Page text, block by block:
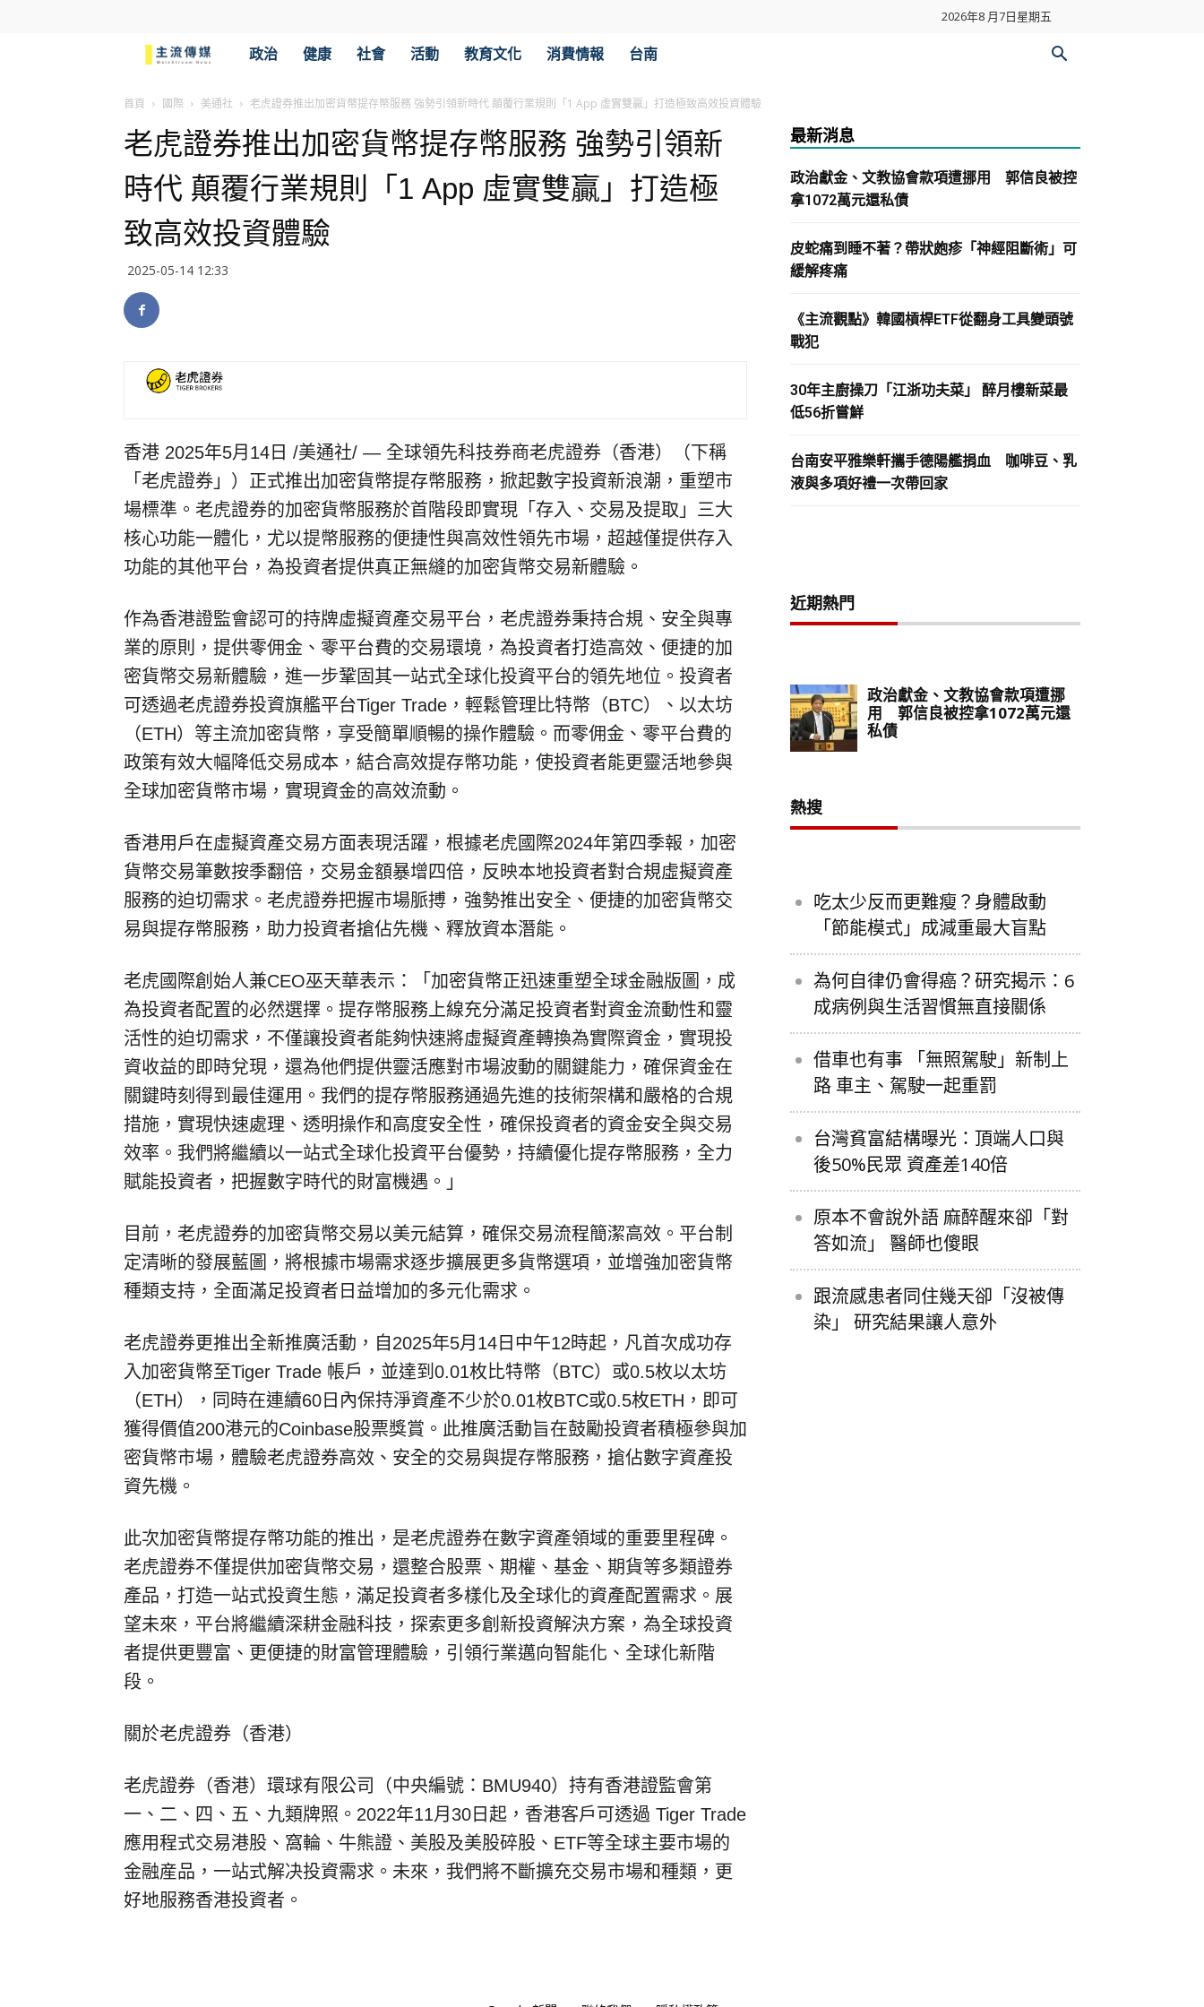
2026年8 月7日星期五
傳
媒
政治 健康 社會 活動 教育文化 消費情報 台南
首頁 國際 美通社 老虎證券推出加密貨幣提存幣服務 強勢引領新時代 顛覆行業規則「1 App 虛實雙贏」打造極致高效投資體驗
老虎證券推出加密貨幣提存幣服務 強勢引領新
時代 顛覆行業規則「1 App 虛實雙贏」打造極
致高效投資體驗
2025-05-14 12:33
香港 2025年5月14日 /美通社/ — 全球領先科技券商老虎證券（香港）（下稱
「老虎證券」）正式推出加密貨幣提存幣服務，掀起數字投資新浪潮，重塑市
場標準。老虎證券的加密貨幣服務於首階段即實現「存入、交易及提取」三大
核心功能一體化，尤以提幣服務的便捷性與高效性領先市場，超越僅提供存入
功能的其他平台，為投資者提供真正無縫的加密貨幣交易新體驗。
作為香港證監會認可的持牌虛擬資產交易平台，老虎證券秉持合規、安全與專
業的原則，提供零佣金、零平台費的交易環境，為投資者打造高效、便捷的加
密貨幣交易新體驗，進一步鞏固其一站式全球化投資平台的領先地位。投資者
可透過老虎證券投資旗艦平台Tiger Trade，輕鬆管理比特幣（BTC）、以太坊
（ETH）等主流加密貨幣，享受簡單順暢的操作體驗。而零佣金、零平台費的
政策有效大幅降低交易成本，結合高效提存幣功能，使投資者能更靈活地參與
全球加密貨幣市場，實現資金的高效流動。
香港用戶在虛擬資產交易方面表現活躍，根據老虎國際2024年第四季報，加密
貨幣交易筆數按季翻倍，交易金額暴增四倍，反映本地投資者對合規虛擬資產
服務的迫切需求。老虎證券把握市場脈搏，強勢推出安全、便捷的加密貨幣交
易與提存幣服務，助力投資者搶佔先機、釋放資本潛能。
老虎國際創始人兼CEO巫天華表示：「加密貨幣正迅速重塑全球金融版圖，成
為投資者配置的必然選擇。提存幣服務上線充分滿足投資者對資金流動性和靈
活性的迫切需求，不僅讓投資者能夠快速將虛擬資產轉換為實際資金，實現投
資收益的即時兌現，還為他們提供靈活應對市場波動的關鍵能力，確保資金在
關鍵時刻得到最佳運用。我們的提存幣服務通過先進的技術架構和嚴格的合規
措施，實現快速處理、透明操作和高度安全性，確保投資者的資金安全與交易
效率。我們將繼續以一站式全球化投資平台優勢，持續優化提存幣服務，全力
賦能投資者，把握數字時代的財富機遇。」
目前，老虎證券的加密貨幣交易以美元結算，確保交易流程簡潔高效。平台制
定清晰的發展藍圖，將根據市場需求逐步擴展更多貨幣選項，並增強加密貨幣
種類支持，全面滿足投資者日益增加的多元化需求。
老虎證券更推出全新推廣活動，自2025年5月14日中午12時起，凡首次成功存
入加密貨幣至Tiger Trade 帳戶，並達到0.01枚比特幣（BTC）或0.5枚以太坊
（ETH），同時在連續60日內保持淨資產不少於0.01枚BTC或0.5枚ETH，即可
獲得價值200港元的Coinbase股票獎賞。此推廣活動旨在鼓勵投資者積極參與加
密貨幣市場，體驗老虎證券高效、安全的交易與提存幣服務，搶佔數字資產投
資先機。
此次加密貨幣提存幣功能的推出，是老虎證券在數字資產領域的重要里程碑。
老虎證券不僅提供加密貨幣交易，還整合股票、期權、基金、期貨等多類證券
產品，打造一站式投資生態，滿足投資者多樣化及全球化的資產配置需求。展
望未來，平台將繼續深耕金融科技，探索更多創新投資解決方案，為全球投資
者提供更豐富、更便捷的財富管理體驗，引領行業邁向智能化、全球化新階
段。
關於老虎證券（香港）
老虎證券（香港）環球有限公司（中央編號：BMU940）持有香港證監會第
一、二、四、五、九類牌照。2022年11月30日起，香港客戶可透過 Tiger Trade
應用程式交易港股、窩輪、牛熊證、美股及美股碎股、ETF等全球主要市場的
金融産品，一站式解决投資需求。未來，我們將不斷擴充交易市場和種類，更
好地服務香港投資者。
最新消息
政治獻金、文教協會款項遭挪用 郭信良被控
拿1072萬元還私債
皮蛇痛到睡不著？帶狀皰疹「神經阻斷術」可
緩解疼痛
《主流觀點》韓國槓桿ETF從翻身工具變頭號
戰犯
30年主廚操刀「江浙功夫菜」 醉月樓新菜最
低56折嘗鮮
台南安平雅樂軒攜手德陽艦捐血 咖啡豆、乳
液與多項好禮一次帶回家
近期熱門
熱搜
吃太少反而更難瘦？身體啟動
「節能模式」成減重最大盲點
為何自律仍會得癌？研究揭示：6
成病例與生活習慣無直接關係
借車也有事 「無照駕駛」新制上
路 車主、駕駛一起重罰
台灣貧富結構曝光：頂端人口與
後50%民眾 資產差140倍
原本不會說外語 麻醉醒來卻「對
答如流」 醫師也傻眼
跟流感患者同住幾天卻「沒被傳
染」 研究結果讓人意外